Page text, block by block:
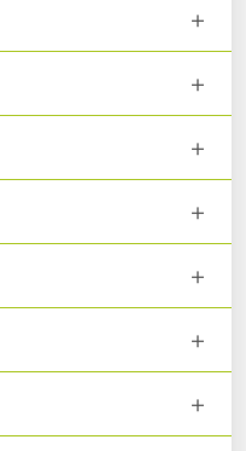
+
+
+
+
+
+
+